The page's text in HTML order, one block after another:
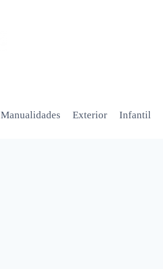
Manualidades Exterior Infantil